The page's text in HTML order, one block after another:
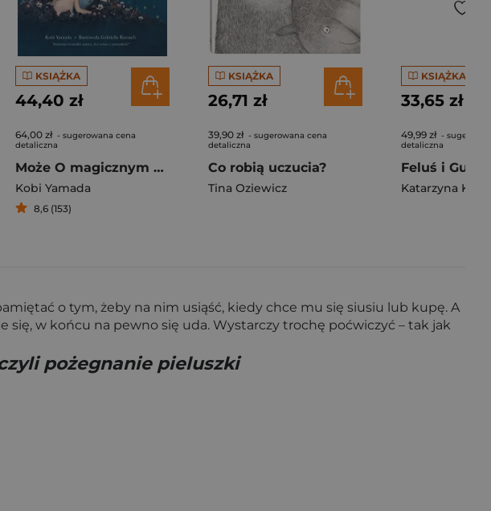
KSIĄŻKA
44,40 zł
64,00 zł - sugerowana cena
detaliczna
Może O magicznym potencjale, który drzemie w każdym człowieku
Kobi Yamada
8,6 (153)
KSIĄŻKA
26,71 zł
39,90 zł - sugerowana cena
detaliczna
Co robią uczucia?
Tina Oziewicz
KSIĄŻKA
33,65 zł
49,99 zł -
detaliczna
Katarzyna
o tym, żeby na nim usiąść, kiedy chce mu się siusiu lub kupę. A
się, w końcu na pewno się uda. Wystarczy trochę poćwiczyć – tak jak
pożegnanie pieluszki